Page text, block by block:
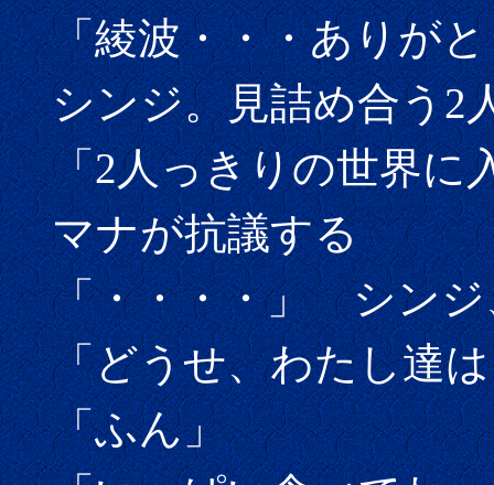
「綾波・・・ありがと
シンジ。見詰め合う2
「2人っきりの世界に
マナが抗議する
「・・・・」 シンジ
「どうせ、わたし達は
「ふん」